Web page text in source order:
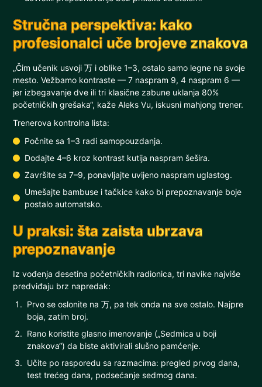
Stručna perspektiva: kako
profesionalci uče brojeve znakova
„Čim učenik usvoji 万 i oblike 1–3, ostalo samo legne na svoje
mesto. Vežbamo kontraste — 7 naspram 9, 4 naspram 6 —
jer izbegavanje dve ili tri klasične zabune uklanja 80%
početničkih grešaka“, kaže Aleks Vu, iskusni mahjong trener.
Trenerova kontrolna lista:
Počnite sa 1–3 radi samopouzdanja.
Dodajte 4–6 kroz kontrast kutija naspram šešira.
Završite sa 7–9, ponavljajte uvijeno naspram uglastog.
Umešajte bambuse i tačkice kako bi prepoznavanje boje
postalo automatsko.
U praksi: šta zaista ubrzava
prepoznavanje
Iz vođenja desetina početničkih radionica, tri navike najviše
predviđaju brz napredak:
Prvo se oslonite na 万, pa tek onda na sve ostalo. Najpre
boja, zatim broj.
Rano koristite glasno imenovanje („Sedmica u boji
znakova“) da biste aktivirali slušno pamćenje.
Učite po rasporedu sa razmacima: pregled prvog dana,
test trećeg dana, podsećanje sedmog dana.